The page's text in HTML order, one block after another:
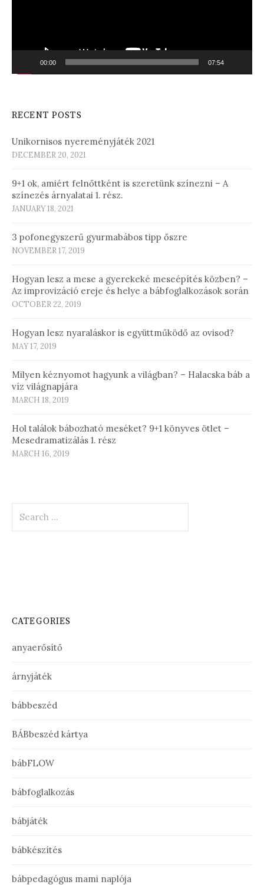
00:00 07:54
RECENT POSTS
Unikornisos nyereményjáték 2021
DECEMBER 20, 2021
9+1 ok, amiért felnőttként is szeretünk színezni – A
színezés árnyalatai 1. rész.
JANUARY 18, 2021
3 pofonegyszerű gyurmabábos tipp őszre
NOVEMBER 17, 2019
Hogyan lesz a mese a gyerekeké meseépítés közben? –
Az improvizáció ereje és helye a bábfoglalkozások során
OCTOBER 22, 2019
Hogyan lesz nyaraláskor is együttműködő az ovisod?
MAY 17, 2019
Milyen kéznyomot hagyunk a világban? – Halacska báb a
víz világnapjára
MARCH 18, 2019
Hol találok bábozható meséket? 9+1 könyves ötlet –
Mesedramatizálás 1. rész
MARCH 16, 2019
for:
CATEGORIES
anyaerősítő
árnyjáték
bábbeszéd
BÁBbeszéd kártya
bábFLOW
bábfoglalkozás
bábjáték
bábkészítés
bábpedagógus mami naplója